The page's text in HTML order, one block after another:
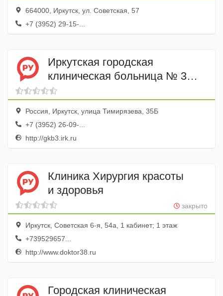
664000, Иркутск, ул. Советская, 57
+7 (3952) 29-15-...
Иркутская городская
клиническая больница № 3
поликлиника
Россия, Иркутск, улица Тимирязева, 35Б
+7 (3952) 26-09-...
http://gkb3.irk.ru
Клиника Хирургия красоты
и здоровья
закрыто
Иркутск, Советская 6-я, 54а, 1 кабинет; 1 этаж
+739529657...
http://www.doktor38.ru
Городская клиническая